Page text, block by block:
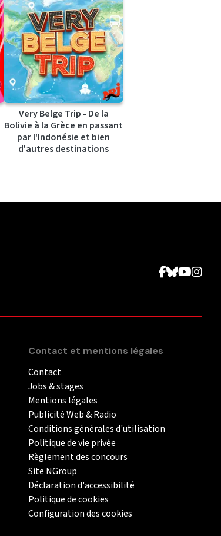
Very Belge Trip - De la
Bolivie à la Grèce en passant
par l'Indonésie et bien
d'autres destinations
Contact et mentions légales
Contact
Jobs & stages
Mentions légales
Publicité Web & Radio
Conditions générales d'utilisation
Politique de vie privée
Règlement des concours
Site NGroup
Déclaration d'accessibilité
Politique de cookies
Configuration des cookies